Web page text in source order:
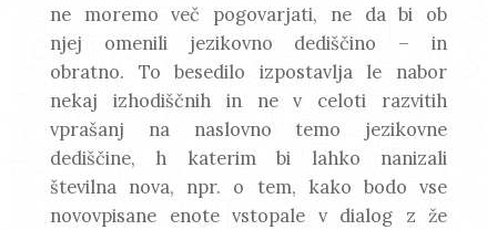
ne moremo več pogovarjati, ne da bi ob
njej omenili jezikovno dediščino – in
obratno. To besedilo izpostavlja le nabor
nekaj izhodiščnih in ne v celoti razvitih
vprašanj na naslovno temo jezikovne
dediščine, h katerim bi lahko nanizali
številna nova, npr. o tem, kako bodo vse
novovpisane enote vstopale v dialog z že